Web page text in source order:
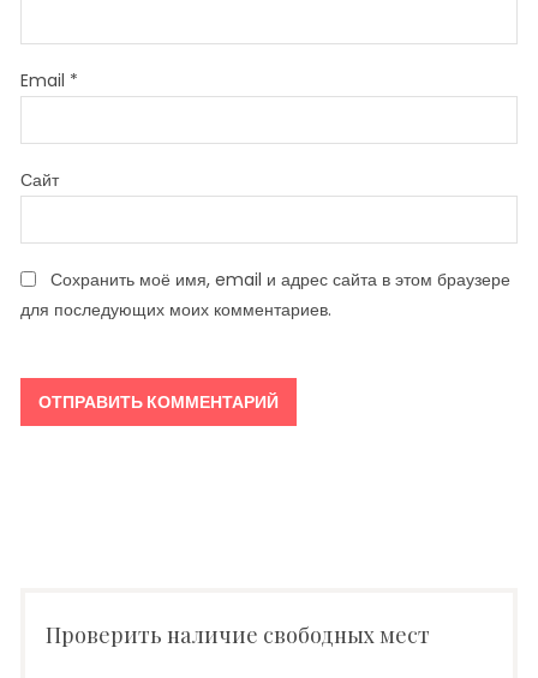
Email *
Сайт
Сохранить моё имя, email и адрес сайта в этом браузере
для последующих моих комментариев.
Проверить наличие свободных мест